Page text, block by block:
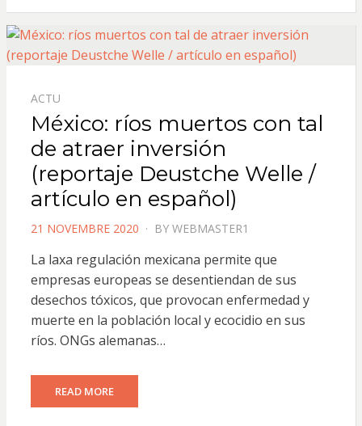
ACTU
México: ríos muertos con tal
de atraer inversión
(reportaje Deustche Welle /
artículo en español)
POSTED
21 NOVEMBRE 2020 BY WEBMASTER1
La laxa regulación mexicana permite que
empresas europeas se desentiendan de sus
desechos tóxicos, que provocan enfermedad y
muerte en la población local y ecocidio en sus
ríos. ONGs alemanas…
READ MORE